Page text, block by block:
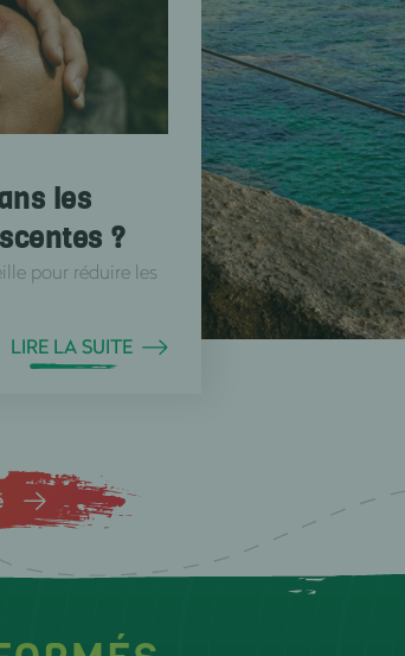
les
?
pour réduire les
LIRE LA SUITE